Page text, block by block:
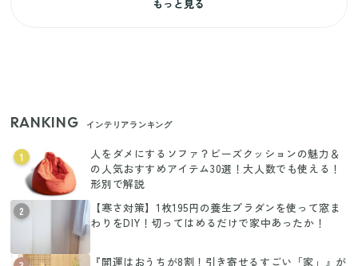
もっと見る
RANKING インテリアランキング
1
人をダメにするソファ？ビーズクッションの魅力＆
の人気おすすめアイテム30選！大人数でも使える！
形別で解説
2
【寒さ対策】1枚195円の養生プラダンを使って窓ま
わりをDIY！切ってはめるだけで家中あったか！
『開運はおうちが8割！引き寄せるすごい「家」』が